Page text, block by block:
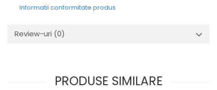
Motoras electric si pompa
Consumabile
Informatii conformitate produs
Review-uri (0)
PRODUSE SIMILARE